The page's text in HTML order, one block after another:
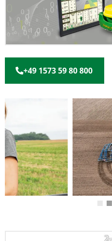
+49 1573 59 80 800